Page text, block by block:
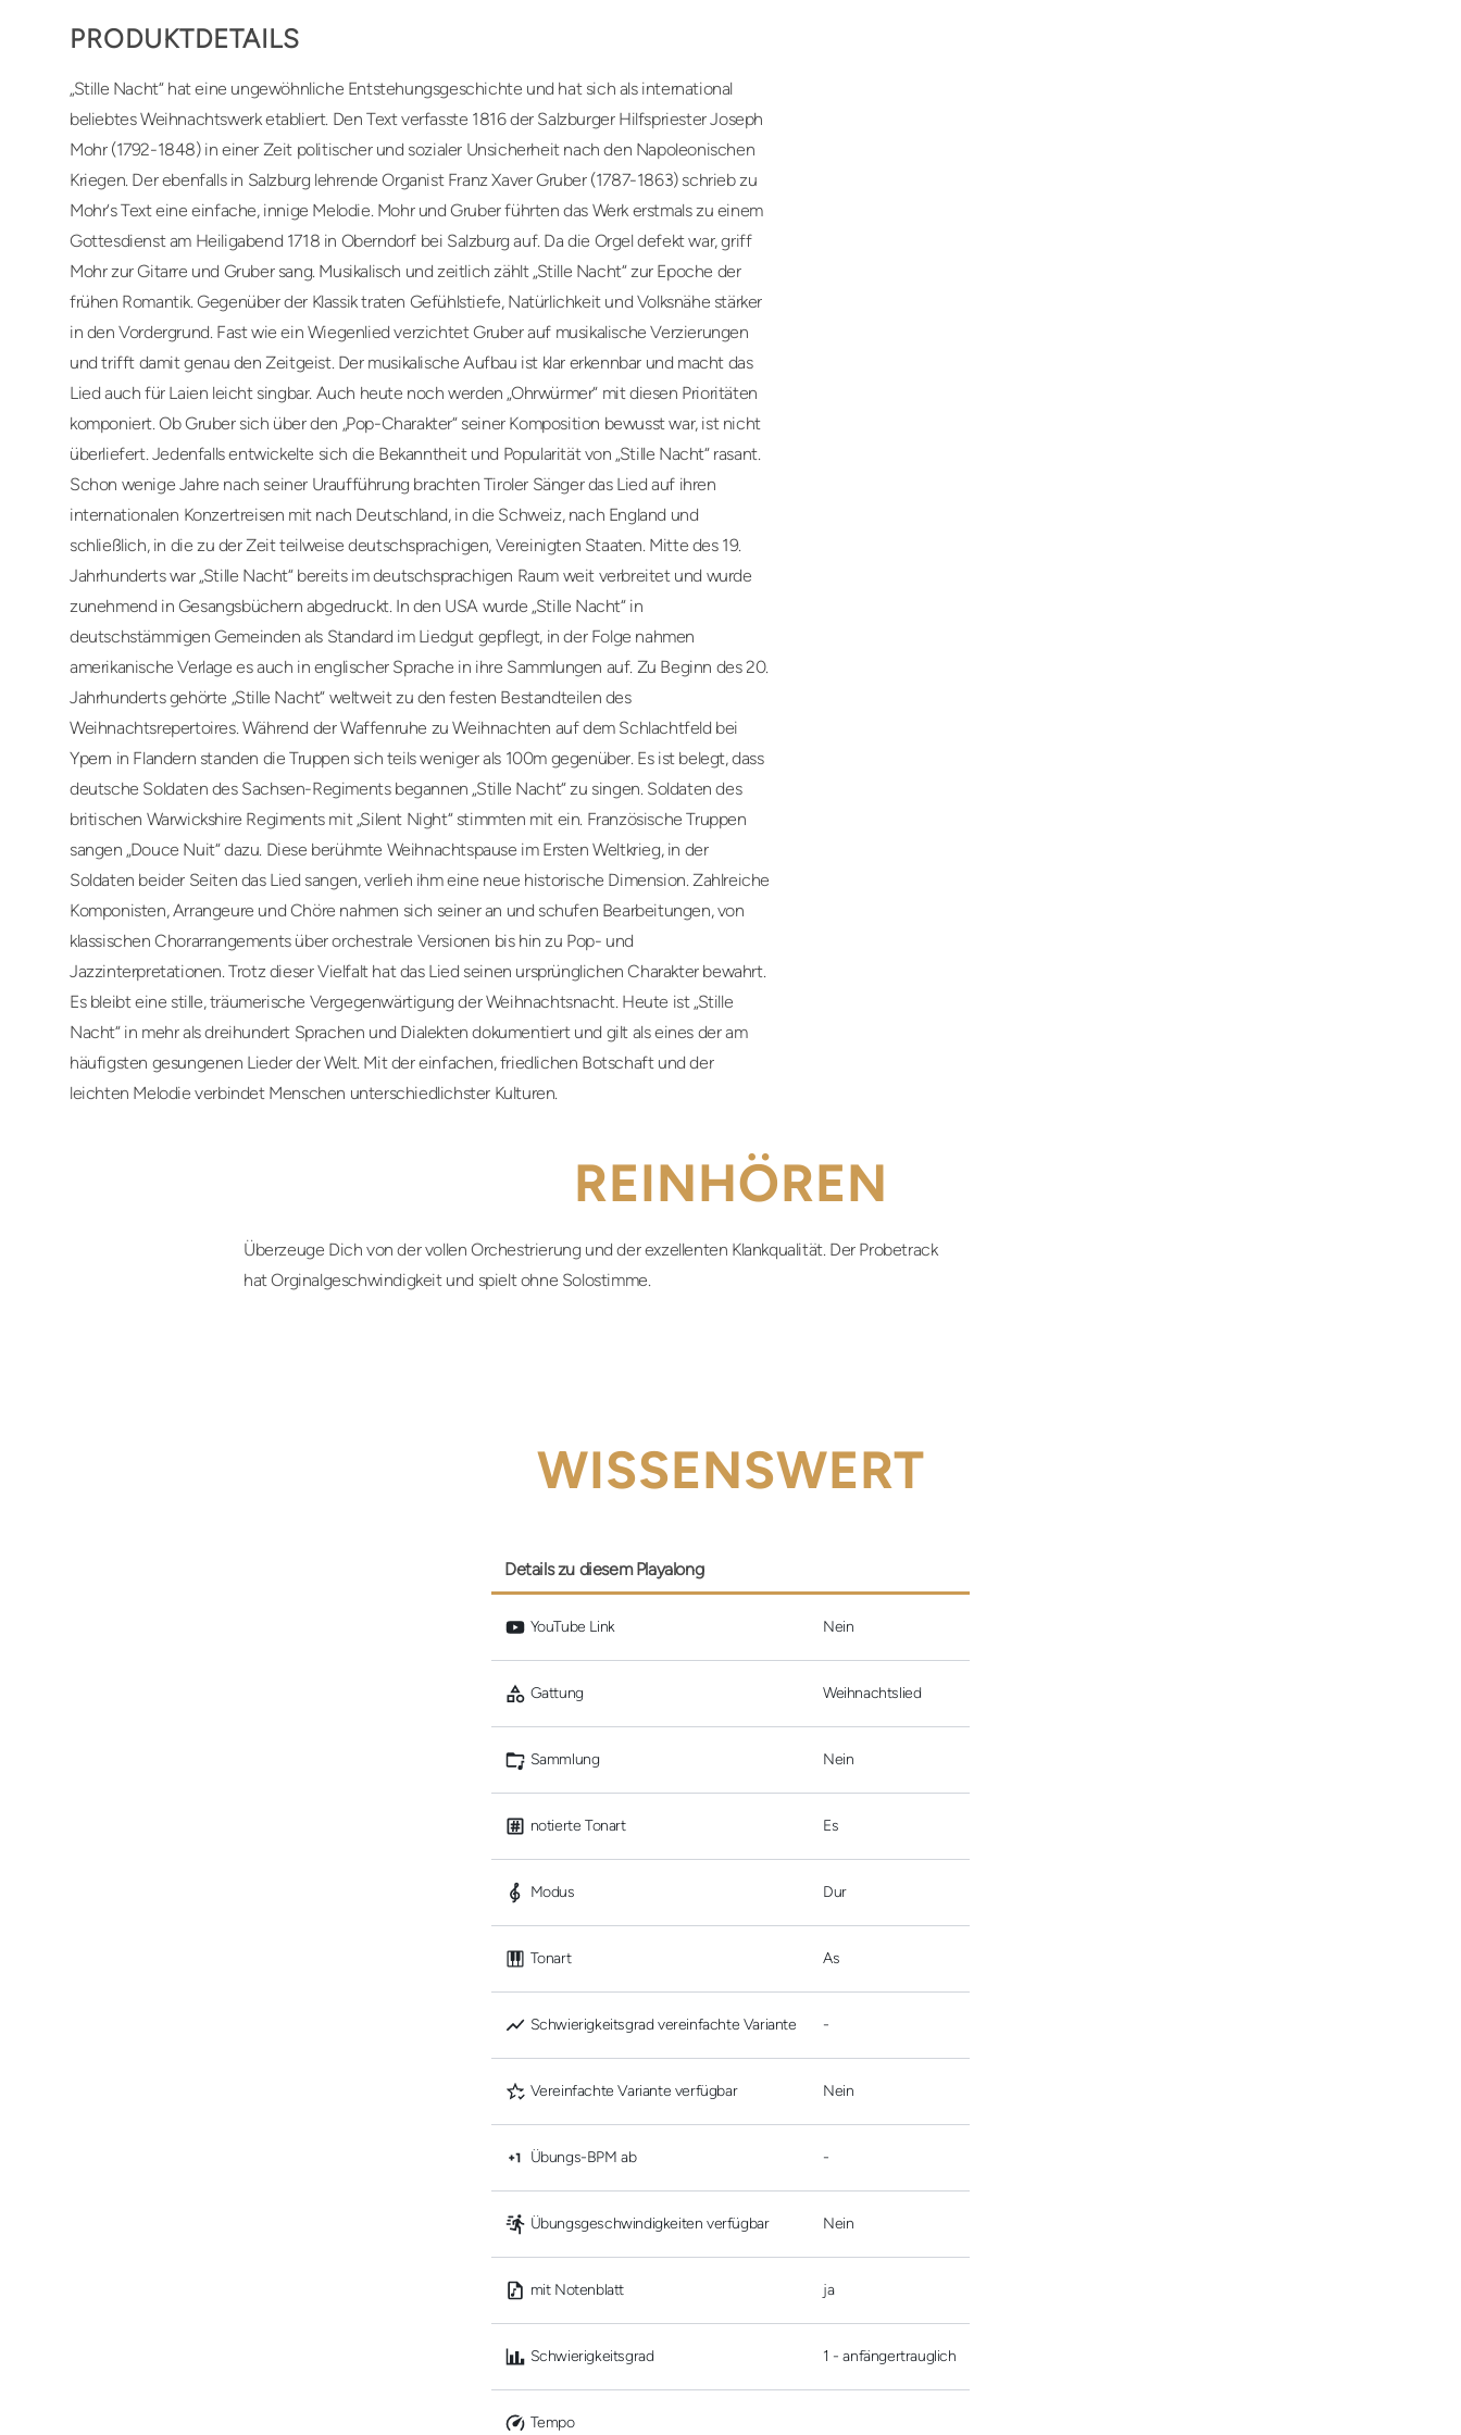
PRODUKTDETAILS
„Stille Nacht“ hat eine ungewöhnliche Entstehungsgeschichte und hat sich als international
beliebtes Weihnachtswerk etabliert. Den Text verfasste 1816 der Salzburger Hilfspriester Joseph
Mohr (1792-1848) in einer Zeit politischer und sozialer Unsicherheit nach den Napoleonischen
Kriegen. Der ebenfalls in Salzburg lehrende Organist Franz Xaver Gruber (1787-1863) schrieb zu
Mohr‘s Text eine einfache, innige Melodie. Mohr und Gruber führten das Werk erstmals zu einem
Gottesdienst am Heiligabend 1718 in Oberndorf bei Salzburg auf. Da die Orgel defekt war, griff
Mohr zur Gitarre und Gruber sang. Musikalisch und zeitlich zählt „Stille Nacht“ zur Epoche der
frühen Romantik. Gegenüber der Klassik traten Gefühlstiefe, Natürlichkeit und Volksnähe stärker
in den Vordergrund. Fast wie ein Wiegenlied verzichtet Gruber auf musikalische Verzierungen
und trifft damit genau den Zeitgeist. Der musikalische Aufbau ist klar erkennbar und macht das
Lied auch für Laien leicht singbar. Auch heute noch werden „Ohrwürmer“ mit diesen Prioritäten
komponiert. Ob Gruber sich über den „Pop-Charakter“ seiner Komposition bewusst war, ist nicht
überliefert. Jedenfalls entwickelte sich die Bekanntheit und Popularität von „Stille Nacht“ rasant.
Schon wenige Jahre nach seiner Uraufführung brachten Tiroler Sänger das Lied auf ihren
internationalen Konzertreisen mit nach Deutschland, in die Schweiz, nach England und
schließlich, in die zu der Zeit teilweise deutschsprachigen, Vereinigten Staaten. Mitte des 19.
Jahrhunderts war „Stille Nacht“ bereits im deutschsprachigen Raum weit verbreitet und wurde
zunehmend in Gesangsbüchern abgedruckt. In den USA wurde „Stille Nacht“ in
deutschstämmigen Gemeinden als Standard im Liedgut gepflegt, in der Folge nahmen
amerikanische Verlage es auch in englischer Sprache in ihre Sammlungen auf. Zu Beginn des 20.
Jahrhunderts gehörte „Stille Nacht“ weltweit zu den festen Bestandteilen des
Weihnachtsrepertoires. Während der Waffenruhe zu Weihnachten auf dem Schlachtfeld bei
Ypern in Flandern standen die Truppen sich teils weniger als 100m gegenüber. Es ist belegt, dass
deutsche Soldaten des Sachsen-Regiments begannen „Stille Nacht“ zu singen. Soldaten des
britischen Warwickshire Regiments mit „Silent Night“ stimmten mit ein. Französische Truppen
sangen „Douce Nuit“ dazu. Diese berühmte Weihnachtspause im Ersten Weltkrieg, in der
Soldaten beider Seiten das Lied sangen, verlieh ihm eine neue historische Dimension. Zahlreiche
Komponisten, Arrangeure und Chöre nahmen sich seiner an und schufen Bearbeitungen, von
klassischen Chorarrangements über orchestrale Versionen bis hin zu Pop- und
Jazzinterpretationen. Trotz dieser Vielfalt hat das Lied seinen ursprünglichen Charakter bewahrt.
Es bleibt eine stille, träumerische Vergegenwärtigung der Weihnachtsnacht. Heute ist „Stille
Nacht“ in mehr als dreihundert Sprachen und Dialekten dokumentiert und gilt als eines der am
häufigsten gesungenen Lieder der Welt. Mit der einfachen, friedlichen Botschaft und der
leichten Melodie verbindet Menschen unterschiedlichster Kulturen.
REINHÖREN
Überzeuge Dich von der vollen Orchestrierung und der exzellenten Klankqualität. Der Probetrack
hat Orginalgeschwindigkeit und spielt ohne Solostimme.
WISSENSWERT
Details zu diesem Playalong
YouTube Link Nein
Gattung Weihnachtslied
Sammlung Nein
notierte Tonart Es
Modus Dur
Tonart As
Schwierigkeitsgrad vereinfachte Variante -
Vereinfachte Variante verfügbar Nein
Übungs-BPM ab -
Übungsgeschwindigkeiten verfügbar Nein
mit Notenblatt ja
Schwierigkeitsgrad 1 - anfängertrauglich
Tempo